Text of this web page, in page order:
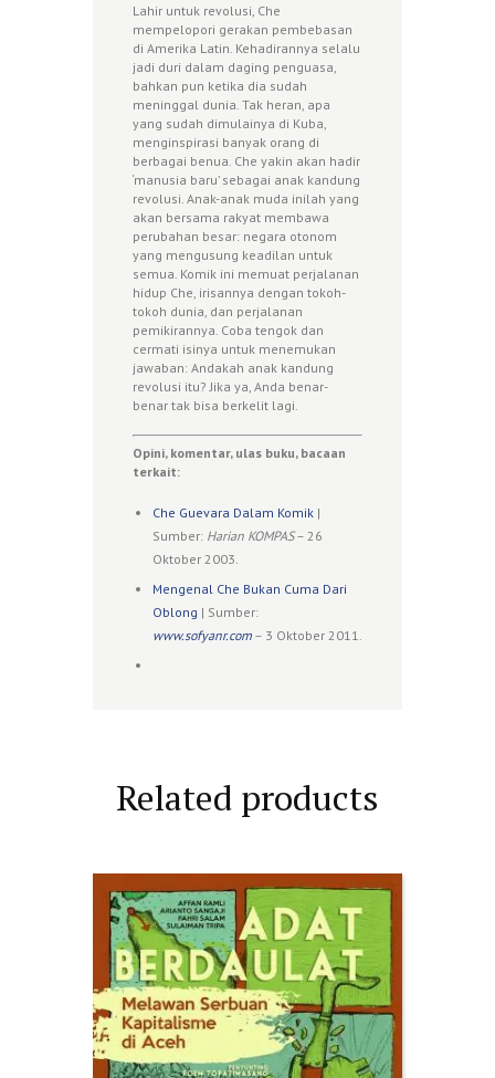
Lahir untuk revolusi, Che
mempelopori gerakan pembebasan
di Amerika Latin. Kehadirannya selalu
jadi duri dalam daging penguasa,
bahkan pun ketika dia sudah
meninggal dunia. Tak heran, apa
yang sudah dimulainya di Kuba,
menginspirasi banyak orang di
berbagai benua. Che yakin akan hadir
‘manusia baru’ sebagai anak kandung
revolusi. Anak-anak muda inilah yang
akan bersama rakyat membawa
perubahan besar: negara otonom
yang mengusung keadilan untuk
semua. Komik ini memuat perjalanan
hidup Che, irisannya dengan tokoh-
tokoh dunia, dan perjalanan
pemikirannya. Coba tengok dan
cermati isinya untuk menemukan
jawaban: Andakah anak kandung
revolusi itu? Jika ya, Anda benar-
benar tak bisa berkelit lagi.
Opini, komentar, ulas buku, bacaan
terkait:
Che Guevara Dalam Komik |
Sumber: Harian KOMPAS– 26
Oktober 2003.
Mengenal Che Bukan Cuma Dari
Oblong | Sumber:
www.sofyanr.com – 3 Oktober 2011.
Related products